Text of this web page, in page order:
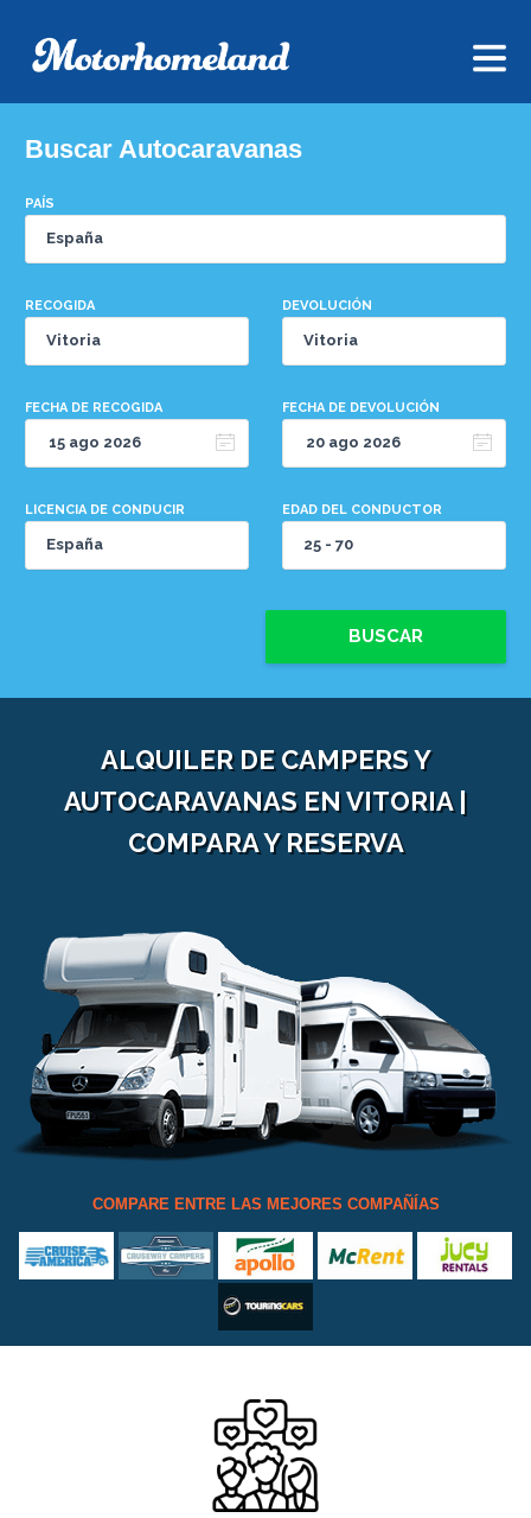
Buscar Autocaravanas
PAÍS
RECOGIDA DEVOLUCIÓN
FECHA DE RECOGIDA FECHA DE DEVOLUCIÓN
LICENCIA DE CONDUCIR EDAD DEL CONDUCTOR
BUSCAR
ALQUILER DE CAMPERS Y
AUTOCARAVANAS EN VITORIA |
COMPARA Y RESERVA
COMPARE ENTRE LAS MEJORES COMPAÑÍAS